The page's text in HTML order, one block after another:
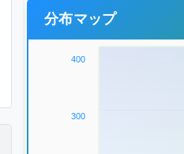
分布マップ
400
300